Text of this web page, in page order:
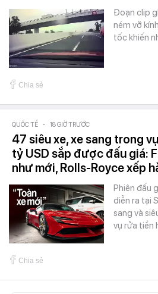
Đoạn clip
ném vỡ
tốc khiến
Chia sẻ
QUỐC TẾ - 18 GIỜ TRƯỚC
47 siêu xe, xe sang trong
tỷ USD sắp được đấu giá:
như mới, Rolls-Royce xếp
Phiên đấu
diễn ra tại
sang và
vụ rửa tiền
Chia sẻ